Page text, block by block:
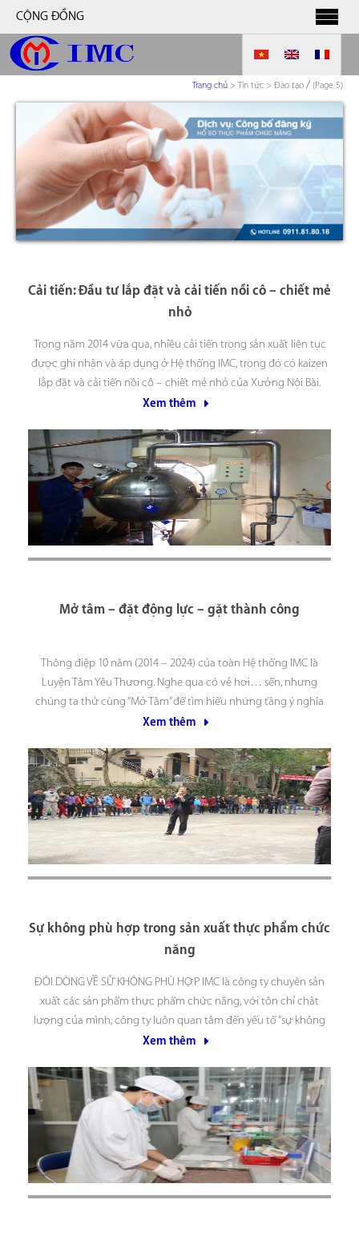
CỘNG ĐỒNG
Trang chủ > Tin tức > Đào tạo / (Page 5)
Cải tiến: Đầu tư lắp đặt và cải tiến nồi cô – chiết mẻ
nhỏ
Trong năm 2014 vừa qua, nhiều cải tiến trong sản xuất liên tục
được ghi nhận và áp dụng ở Hệ thống IMC, trong đó có kaizen
lắp đặt và cải tiến nồi cô – chiết mẻ nhỏ của Xưởng Nội Bài.
Đứng trước tình trạng: các đơn hàng gia
Xem thêm
Mở tâm – đặt động lực – gặt thành công
Thông điệp 10 năm (2014 – 2024) của toàn Hệ thống IMC là
Luyện Tâm Yêu Thương. Nghe qua có vẻ hơi… sến, nhưng
chúng ta thử cùng “Mở Tâm” để tìm hiểu những tầng ý nghĩa
của thông điệp này… Để có thêm thông tin ngõ hầu phục vụ
Xem thêm
Sự không phù hợp trong sản xuất thực phẩm chức
năng
ĐÔI DÒNG VỀ SỰ KHÔNG PHÙ HỢP IMC là công ty chuyên sản
xuất các sản phẩm thực phẩm chức năng, với tôn chỉ chât
lượng của mình, công ty luôn quan tâm đến yếu tố “sự không
phù hợp” và có tinh thần giải quyết triệt để vấn đề
Xem thêm